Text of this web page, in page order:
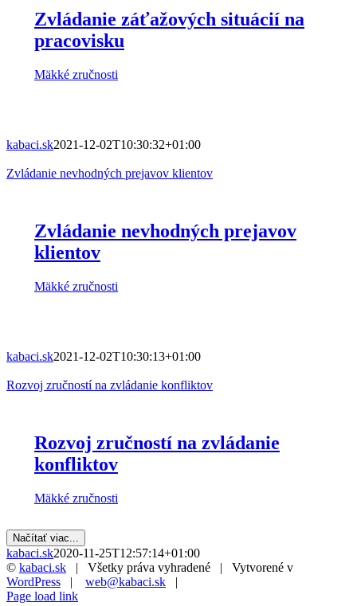
Zvládanie záťažových situácií na
pracovisku
Mäkké zručnosti
kabaci.sk2021-12-02T10:30:32+01:00
Zvládanie nevhodných prejavov klientov
Zvládanie nevhodných prejavov
klientov
Mäkké zručnosti
kabaci.sk2021-12-02T10:30:13+01:00
Rozvoj zručností na zvládanie konfliktov
Rozvoj zručností na zvládanie
konfliktov
Mäkké zručnosti
Načítať viac...
kabaci.sk2020-11-25T12:57:14+01:00
© kabaci.sk | Všetky práva vyhradené | Vytvorené v
WordPress | web@kabaci.sk |
Facebook
X
YouTube
Instagram
Toggle
Page load link